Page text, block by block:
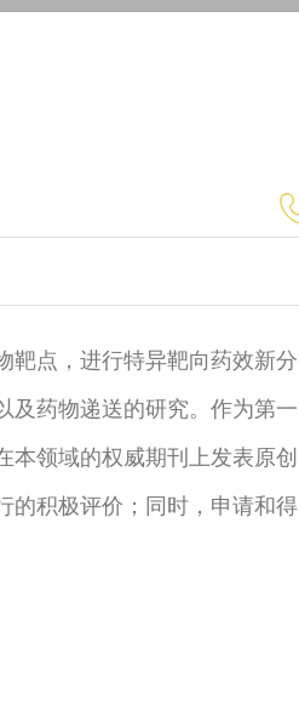
靶点，进行特异靶向药效新分
及药物递送的研究。作为第一
本领域的权威期刊上发表原创
的积极评价；同时，申请和得